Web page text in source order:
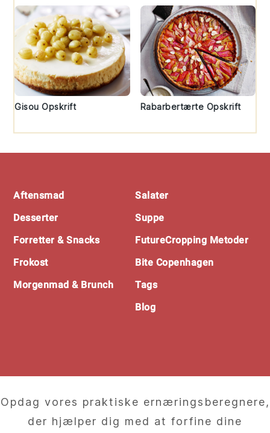
Gisou Opskrift Rabarbertærte Opskrift
Aftensmad
Desserter
Forretter & Snacks
Frokost
Morgenmad & Brunch
Salater
Suppe
FutureCropping Metoder
Bite Copenhagen
Tags
Blog
Opdag vores praktiske ernæringsberegnere,
der hjælper dig med at forfine dine